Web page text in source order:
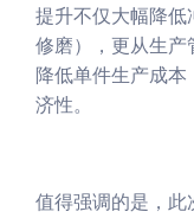
提升不仅大幅降
修磨），更从生产
降低单件生产成
济性。
值得强调的是，此